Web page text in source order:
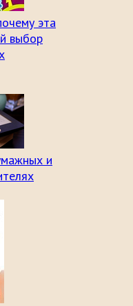
эта
выбор
и